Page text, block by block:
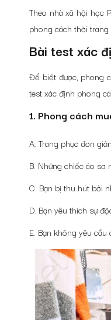
Theo nhà xã hội học
phong cách thời
Bài test xác
Để biết được, phong
test xác định phong
1. Phong cách
A. Trang phục đơn
B. Những chiếc áo sơ
C. Bạn bị thu hút bởi
D. Bạn yêu thích sự
E. Bạn không yêu